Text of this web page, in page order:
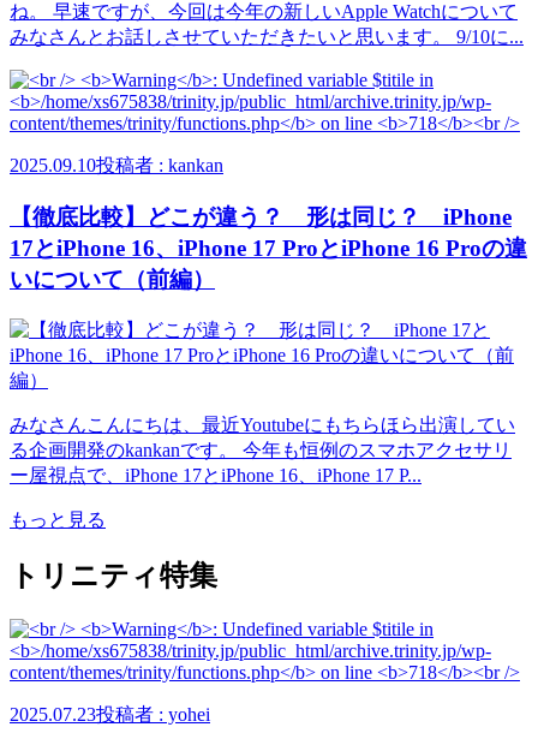
ね。 早速ですが、今回は今年の新しいApple Watchについて
みなさんとお話しさせていただきたいと思います。 9/10に...
2025.09.10投稿者 : kankan
【徹底比較】どこが違う？ 形は同じ？ iPhone
17とiPhone 16、iPhone 17 ProとiPhone 16 Proの違
いについて（前編）
みなさんこんにちは、最近Youtubeにもちらほら出演してい
る企画開発のkankanです。 今年も恒例のスマホアクセサリ
ー屋視点で、iPhone 17とiPhone 16、iPhone 17 P...
もっと見る
トリニティ特集
2025.07.23投稿者 : yohei